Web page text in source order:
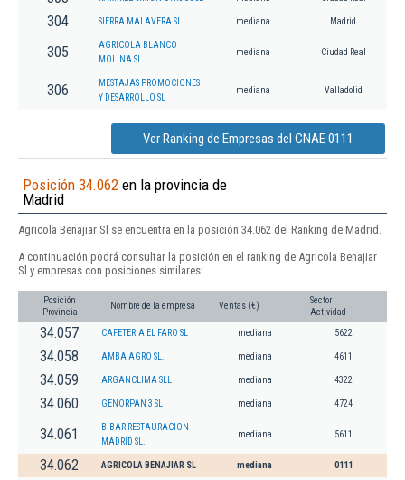
304 SIERRA MALAVERA SL mediana Madrid
305
AGRICOLA BLANCO
MOLINA SL
mediana Ciudad Real
306
MESTAJAS PROMOCIONES
Y DESARROLLO SL
mediana Valladolid
Ver Ranking de Empresas del CNAE 0111
Posición 34.062 en la provincia de
Madrid
Agricola Benajiar Sl se encuentra en la posición 34.062 del Ranking de Madrid.
A continuación podrá consultar la posición en el ranking de Agricola Benajiar
Sl y empresas con posiciones similares:
Posición
Provincia
Nombre de la empresa Ventas (€)
Sector
Actividad
34.057 CAFETERIA EL FARO SL mediana 5622
34.058 AMBA AGRO SL. mediana 4611
34.059 ARGANCLIMA SLL mediana 4322
34.060 GENORPAN 3 SL mediana 4724
34.061
BIBAR RESTAURACION
MADRID SL.
mediana 5611
34.062 AGRICOLA BENAJIAR SL mediana 0111